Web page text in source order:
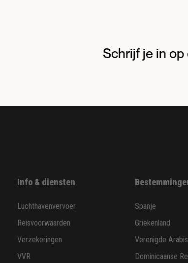
Schrijf je in
Info & diensten
Luchthavenvervoer
Reisvoorwaarden
Verzekeringen
VVR
Spanje
Griekenland
Verenigde
Dominicaanse